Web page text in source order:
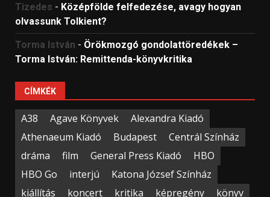
Tizedes - Középfölde felfedezése, avagy hogyan
olvassunk Tolkient?
Torma István - Örökmozgó gondolattöredékek –
Torma István: Remittenda-könyvkritika
CÍMKÉK
A38 Agave Könyvek
Alexandra Kiadó
Athenaeum Kiadó
Budapest
Centrál Színház
dráma
film General Press Kiadó
HBO
HBO Go
interjú
Katona József Színház
kiállítás
koncert kritika képregény
könyv